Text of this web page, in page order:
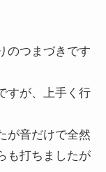
のつまづきです
すが、上手く行
が音だけで全然
も打ちましたが